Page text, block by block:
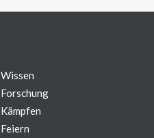
Wissen
Forschung
Kämpfen
Feiern